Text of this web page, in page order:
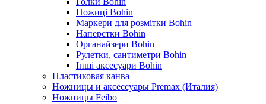
Ножиці Bohin
Маркери для розмітки Bohin
Наперстки Bohin
Органайзери Bohin
Рулетки, сантиметри Bohin
Інші аксесуари Bohin
Пластиковая канва
Ножницы и аксессуары Premax (Италия)
Ножницы Feibo